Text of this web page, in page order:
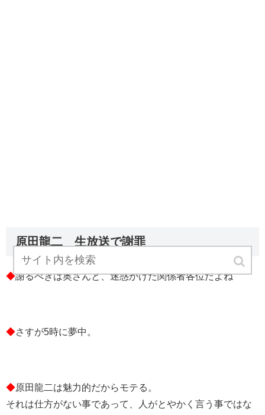
原田龍二 生放送で謝罪
◆謝るべきは奥さんと、迷惑かけた関係者各位だよね
◆さすが5時に夢中。
◆原田龍二は魅力的だからモテる。
それは仕方がない事であって、人がとやかく言う事ではな